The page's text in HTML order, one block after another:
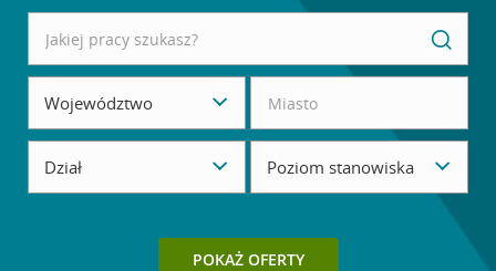
Województwo
Dział Poziom stanowiska
POKAŻ OFERTY
Przycisk dostępny, gdy ustawisz filtry wyszukiwania.